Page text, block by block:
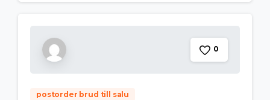
0
postorder brud till salu